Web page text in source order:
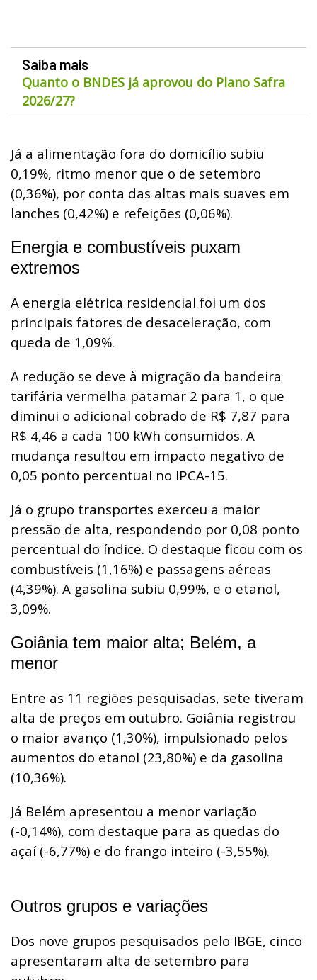
Saiba mais
Quanto o BNDES já aprovou do Plano Safra
2026/27?
Já a alimentação fora do domicílio subiu
0,19%, ritmo menor que o de setembro
(0,36%), por conta das altas mais suaves em
lanches (0,42%) e refeições (0,06%).
Energia e combustíveis puxam
extremos
A energia elétrica residencial foi um dos
principais fatores de desaceleração, com
queda de 1,09%.
A redução se deve à migração da bandeira
tarifária vermelha patamar 2 para 1, o que
diminui o adicional cobrado de R$ 7,87 para
R$ 4,46 a cada 100 kWh consumidos. A
mudança resultou em impacto negativo de
0,05 ponto percentual no IPCA-15.
Já o grupo transportes exerceu a maior
pressão de alta, respondendo por 0,08 ponto
percentual do índice. O destaque ficou com os
combustíveis (1,16%) e passagens aéreas
(4,39%). A gasolina subiu 0,99%, e o etanol,
3,09%.
Goiânia tem maior alta; Belém, a
menor
Entre as 11 regiões pesquisadas, sete tiveram
alta de preços em outubro. Goiânia registrou
o maior avanço (1,30%), impulsionado pelos
aumentos do etanol (23,80%) e da gasolina
(10,36%).
Já Belém apresentou a menor variação
(-0,14%), com destaque para as quedas do
açaí (-6,77%) e do frango inteiro (-3,55%).
Outros grupos e variações
Dos nove grupos pesquisados pelo IBGE, cinco
apresentaram alta de setembro para